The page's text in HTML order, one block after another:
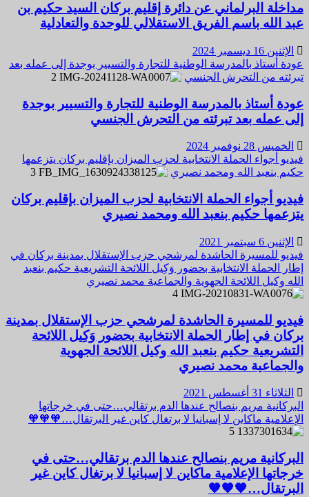
مداخلة البرلماني عن دائرة إقليم بركان السيد حكيم بن
عبد الله باسم الفريق الاستقلالي للوحدة والتعادلية
الإثنين 16 ديسمبر 2024
عودة أستاذ بالمدرسة الوطنية للتجارة والتسيير بوجدة إلى عمله بعد
تبرئته من التحرش الجنسي
2
عودة أستاذ بالمدرسة الوطنية للتجارة والتسيير بوجدة
إلى عمله بعد تبرئته من التحرش الجنسي
الخميس 28 نوفمبر 2024
فيديو أجواء الحملة الانتخابية لحزب الميزان بإقليم بركان يتزعمها
حكيم بنعبد الله ومحمد نصيري
3
فيديو أجواء الحملة الانتخابية لحزب الميزان بإقليم بركان
يتزعمها حكيم بنعبد الله ومحمد نصيري
الإثنين 6 سبتمبر 2021
فيديو للمسيرة الحاشدة لمرشحي حزب الإستقلال بمدينة بركان في
إطار الحملة الانتخابية بحضور وَكِيل اللائحة التشريعية حكيم بنعبد
الله وكيل اللائحة الجهوية والجماعية محمد نصيري
4
فيديو للمسيرة الحاشدة لمرشحي حزب الإستقلال بمدينة
بركان في إطار الحملة الانتخابية بحضور وَكِيل اللائحة
التشريعية حكيم بنعبد الله وكيل اللائحة الجهوية
والجماعية محمد نصيري
الثلاثاء 31 أغسطس 2021
البركانية مريم بنصالح عندها الدم برتقالي…حتى في خرجاتها
الإعلامية ماكاين لا إسبانيا لا برتغال كاين غير البرتقال…🧡🧡🧡
5
البركانية مريم بنصالح عندها الدم برتقالي…حتى في
خرجاتها الإعلامية ماكاين لا إسبانيا لا برتغال كاين غير
البرتقال…🧡🧡🧡